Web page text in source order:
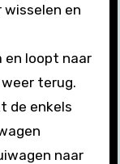
wisselen en
en loopt naar
terug.
de enkels
naar